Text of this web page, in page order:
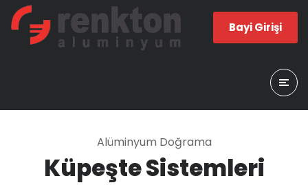
Bayi Girişi
Alüminyum Doğrama
Küpeşte Sistemleri